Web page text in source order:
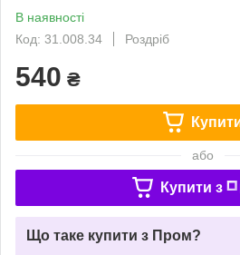
В наявності
Код: 31.008.34
Роздріб
540 ₴
або
Купити з
Що таке купити з Пром?